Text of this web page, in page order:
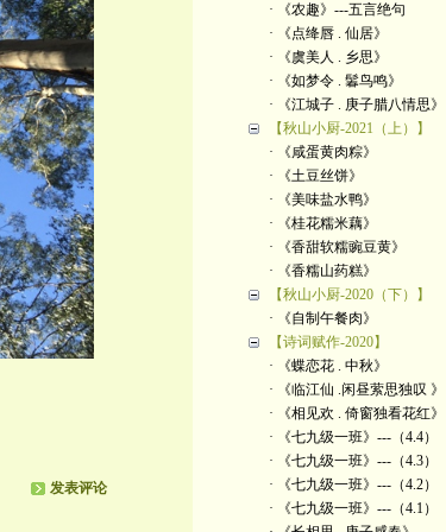
发表评论
· 《农趣》---五言绝句
· 《点绛唇 . 仙居》
· 《虞美人 . 乡思》
· 《如梦令 . 鬊鸟鸣》
· 《江城子 . 庚子腊八情思》
【秋山小厨-2021（上）】
· 《咸蛋黄肉粽》
· 《土豆丝饼》
· 《美味盐水鸭》
· 《桂花糯米藕》
· 《香甜软糯豌豆黄》
· 《香糯山药糕》
【秋山小厨-2020（下）】
· 《自制午餐肉》
【诗词赋作-2020】
· 《蝶恋花 . 中秋》
· 《临江仙 .闲昼萦思独叹 》
· 《相见欢 . 倚窗独看花红》
· 《七九级一班》---（4.4）
· 《七九级一班》---（4.3）
· 《七九级一班》---（4.2）
· 《七九级一班》---（4.1）